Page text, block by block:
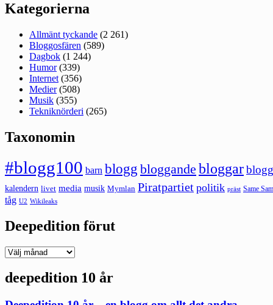
Kategorierna
Allmänt tyckande (2 261)
Bloggosfären (589)
Dagbok (1 244)
Humor(339)
Internet (356)
Medier(508)
Musik (355)
Tekniknörderi (265)
Taxonomin
#blogg100 barn blogg bloggande bloggar
kalendern livet media musik Mymlan Piratpartiet politik präst Same
tåg U2 Wikileaks
Deepedition förut
Deepedition
deepedition 10 år